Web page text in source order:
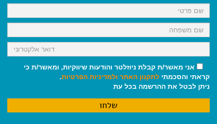
k
p
m
אני מאשר/ת קבלת ניוזלטר והודעות שיווקיות, ומאשר/ת כי
קראתי והסכמתי לתקנון האתר ולמדיניות הפרטיות.
ניתן לבטל את ההרשמה בכל עת